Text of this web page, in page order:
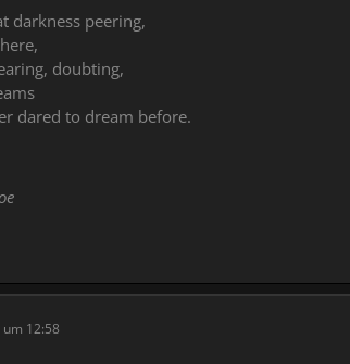
darkness peering,
doubting,
dared to dream before.
12:58